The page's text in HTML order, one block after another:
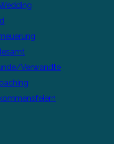
Verwandte